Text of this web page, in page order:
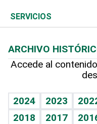
Resto del mundo
Economía personal
Podcast Arte Libre
Hablando con el
Vida y familia
Eñe
Más deportes
Línea de hit
TBT Deportivo
Columnistas
Más firmas
Cambio climático
Opinión
Hecho en casa
Guía del dinero
SERVICIOS
Cumpleaños
Horóscopos
Crucigramas
ARCHIVO
Accede al
2024 2023
2018
2017